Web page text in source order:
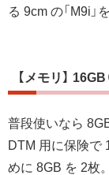
る 9cm の「M9i」
【メモリ】 16GB
普段使いなら
DTM 用に保険で
めに 8GB を 2枚